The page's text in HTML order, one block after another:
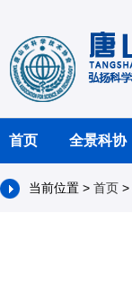
首页 全景科协
当前位置 > 首页 >